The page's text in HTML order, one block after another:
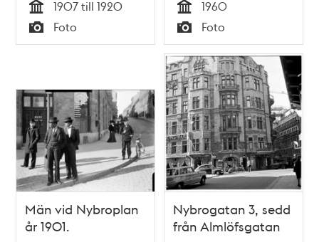
Tid
1907 till 1920
Typ
Foto Tid
1960
Typ
Foto
Män vid Nybroplan
år 1901.
Nybrogatan 3, sedd
från Almlöfsgatan